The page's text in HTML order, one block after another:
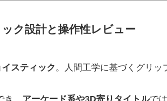
ク設計と操作性レビュー
スティック 。人間工学に基づくグリッ
、 アーケード系や3D寄りタイトルで